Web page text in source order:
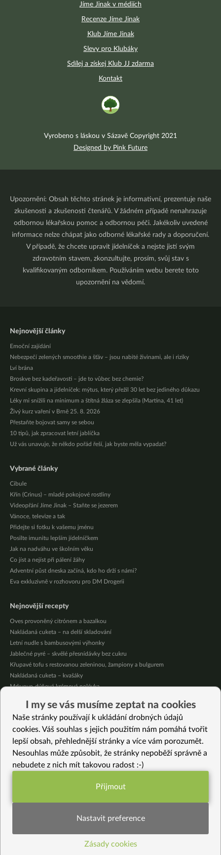
Jíme Jinak v médiích
Recenze Jíme Jinak
Klub Jíme Jinak
Slevy pro Klubáky
Sdílej a získej Klub JJ zdarma
Kontakt
Vyrobeno s láskou v Sázavě Copyright 2021
Designed by Pink Future
Upozornění: Obsah těchto stránek je informativní, prezentuje naše
zkušenosti a zkušenosti čtenářů. V žádném případě nenahrazuje
odbornou lékařskou pomoc a odbornou péči. Jakékoliv uvedené
informace nelze chápat jako odborné lékařské rady a doporučení.
V případě, že chcete upravit jídelníček a nejste jistí svým
zdravotním stavem, zkonzultujte, prosím, svůj stav s
kvalifikovaným odborníkem. Používáním webu berete toto
upozornění na vědomí.
Nejnovější články
Emoční zajídání
Nebezpečí zelených smoothie a šťáv – jsou nabité živinami, ale i riziky
Lví brána
Broskve bez kadeřavosti – jde to vůbec bez chemie?
Krevní skupina a jídelníček: mýtus, který přežil 30 let bez jediného důkazu
Léky mi snížili na minimum a štítná žláza se zlepšila (Martina, 41 let)
Živý kurz vaření v Brně 25. 8. 2026
Přestaňte bojovat samy se sebou
10 tipů, jak zpracovat letní jablíčka
Už vás unavuje, že někdo pořád řeší, jak byste měla vypadat?
Vybrané články
Cibule
Křín (Crinus) – mladé pokojové rostliny
Videopřání Jíme Jinak – Staňte se jezerem
Vánoce, televize a tak
Přidejte si fotku k vašemu jménu
Posilte imunitu lepším jídelníčkem
Jak na nadváhu ve školním věku
Co jíst a nejíst při pálení žáhy
Adventní půst dneska začíná, kdo ho drží s námi?
Eva exkluzivně v rozhovoru pro DM Drogerii
Nejnovější recepty
Oves provoněný citrónem a bazalkou
Nakládaná cuketa – na delší skladování
Letní nudle s bambusovými výhonky
Jablečné pyré – skvělé přesnídávky bez cukru
Křupavé tofu s restovanou zeleninou, žampiony a bulgurem
Nakládaná cuketa – kvašáky
Mrkvovo-dýňová krémová polévka
Osvěžující čaj s citronovými bylinkami
Nepečený jablečný dort s rybízem
Vybrané recepty
Pórková polévka s celerem a pohankou
Snídaňová HIT polévka s řasou wakame
Domácí pikantní sýr z tofu
I my se vás musíme zeptat na cookies
Naše stránky používají k ukládání drobných údajů
cookies. Váš souhlas s jejich použitím nám pomáhá tvořit
lepší obsah, přehlednější stránky a více vám porozumět.
Nesouhlas může způsobit, že stránky nepoběží správně a
nebudete z nich mít takovou radost :-)
Funkční nastavení potřebujeme (vždy
Statistiky pro lepší obsah
Přijmout
Nastavit preference
Zásady cookies